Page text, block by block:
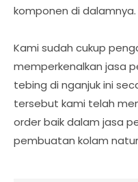
komponen di dalamnya.
Kami sudah cukup
memperkenalkan jasa
tebing di nganjuk ini
tersebut kami telah
order baik dalam jasa
pembuatan kolam